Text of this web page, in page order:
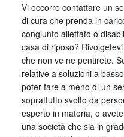
Vi occorre contattare un
di cura che prenda in
congiunto allettato o
casa di riposo?
che non ve ne pentirete.
relative a soluzioni a
poter fare a meno di un
soprattutto svolto da
esperto in materia, o
una società che sia in